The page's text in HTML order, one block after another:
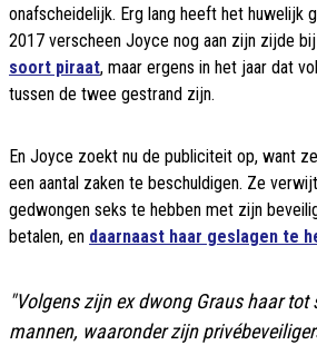
onafscheidelijk. Erg lang heeft het huwelijk
2017 verscheen Joyce nog aan zijn zijde
soort piraat, maar ergens in het jaar dat
tussen de twee gestrand zijn.
En Joyce zoekt nu de publiciteit op, want
een aantal zaken te beschuldigen. Ze
gedwongen seks te hebben met zijn
betalen, en daarnaast haar geslagen te
"Volgens zijn ex dwong Graus haar tot
mannen, waaronder zijn